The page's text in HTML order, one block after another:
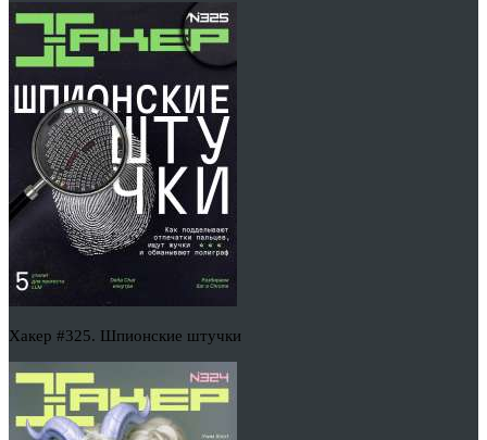
Хакер #325. Шпионские штучки